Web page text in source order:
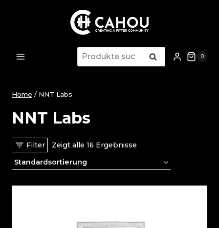
Suche
nach:
Suche 0
Home / NNT Labs
NNT Labs
Filter Zeigt alle 16 Ergebnisse